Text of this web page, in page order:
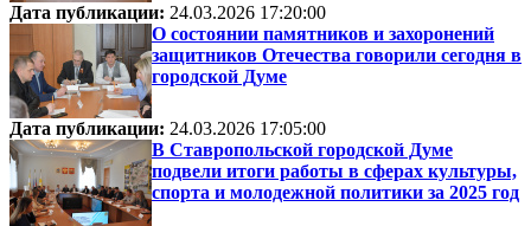
Дата публикации: 24.03.2026 17:20:00
О состоянии памятников и захоронений
защитников Отечества говорили сегодня в
городской Думе
Дата публикации: 24.03.2026 17:05:00
В Ставропольской городской Думе
подвели итоги работы в сферах культуры,
спорта и молодежной политики за 2025 год